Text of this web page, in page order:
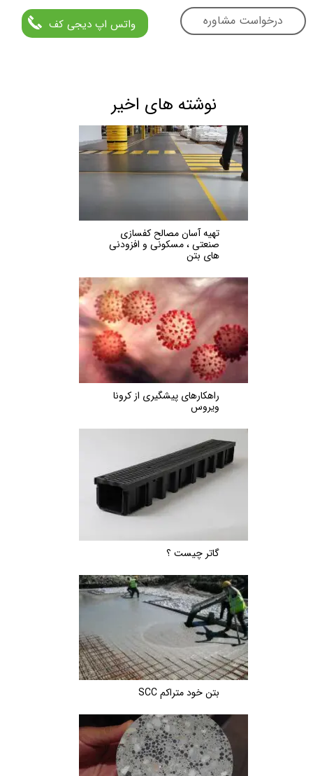
درخواست مشاوره واتس اپ دیجی کف
نوشته های اخیر
تهیه آسان مصالح کفسازی
صنعتی ، مسکونی و افزودنی
های بتن
راهکارهای پیشگیری از کرونا
ویروس
گاتر چیست ؟
بتن خود متراکم SCC